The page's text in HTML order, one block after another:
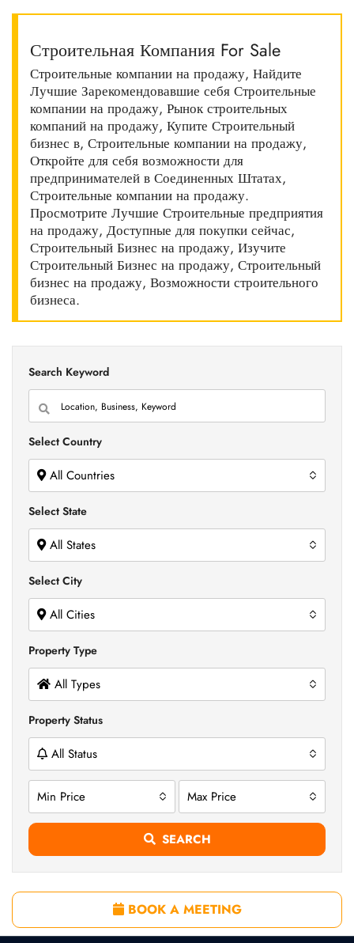
Строительная Компания For Sale
Строительные компании на продажу, Найдите
Лучшие Зарекомендовавшие себя Строительные
компании на продажу, Рынок строительных
компаний на продажу, Купите Строительный
бизнес в, Строительные компании на продажу,
Откройте для себя возможности для
предпринимателей в Соединенных Штатах,
Строительные компании на продажу.
Просмотрите Лучшие Строительные предприятия
на продажу, Доступные для покупки сейчас,
Строительный Бизнес на продажу, Изучите
Строительный Бизнес на продажу, Строительный
бизнес на продажу, Возможности строительного
бизнеса.
Search Keyword
Select Country
All Countries
Select State
All States
Select City
All Cities
Property Type
All Types
Property Status
All Status
Min Price Max Price
SEARCH
BOOK A MEETING